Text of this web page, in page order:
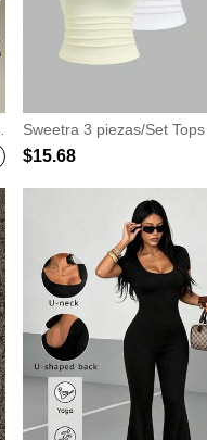
Sweetra 3 piezas/Set Tops
es halter para mujer,
de verano, lunares &
ura ceñida, sexy, casual y
$15.68